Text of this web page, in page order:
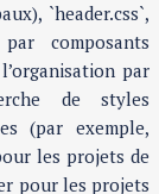
`header.css`,
par composants
par
de styles
(par exemple,
les projets de
pour les projets